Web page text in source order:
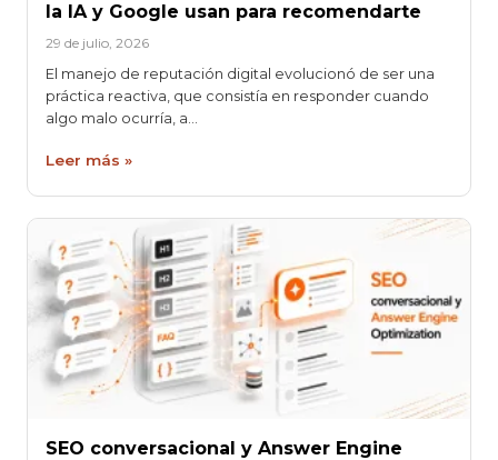
la IA y Google usan para recomendarte
29 de julio, 2026
El manejo de reputación digital evolucionó de ser una
práctica reactiva, que consistía en responder cuando
algo malo ocurría, a…
Leer más »
SEO conversacional y Answer Engine